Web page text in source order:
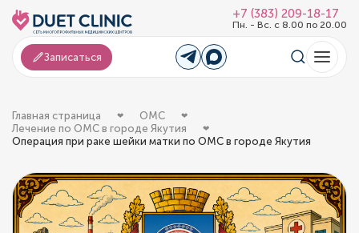
+7 (383) 209-18-17
Пн. - Вс. с 8.00 по 20.00
Записаться
Главная страница
ОМС
Лечение по ОМС в городе Якутия
Операция при раке шейки матки по ОМС в городе Якутия